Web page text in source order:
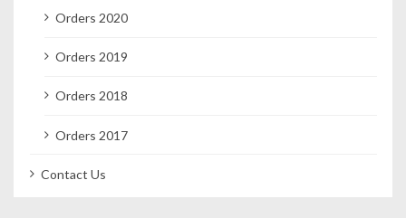
Orders 2020
Orders 2019
Orders 2018
Orders 2017
Contact Us